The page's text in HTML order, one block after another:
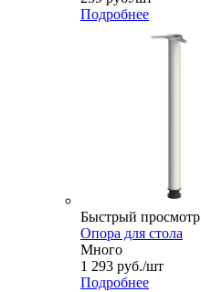
Подробнее
Быстрый просмотр
Опора для стола
Много
1 293 руб./шт
Подробнее